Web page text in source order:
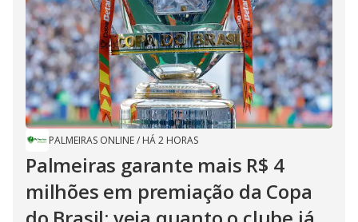
PALMEIRAS ONLINE/ HÁ 2 HORAS
Palmeiras garante mais R$ 4
milhões em premiação da Copa